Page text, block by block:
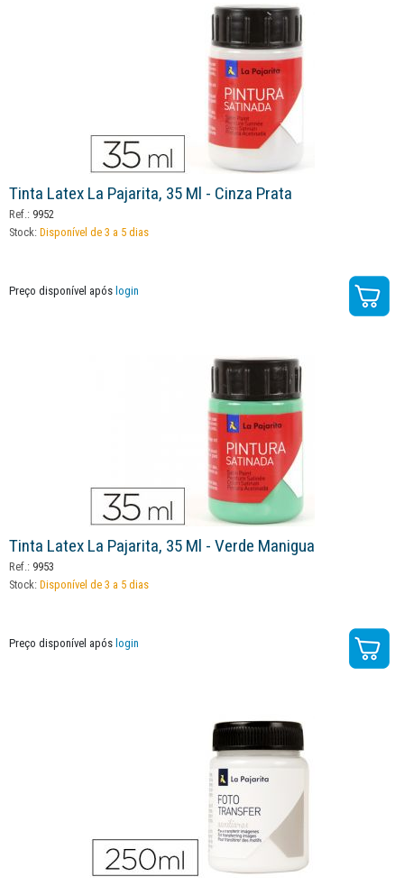
Tinta Latex La Pajarita, 35 Ml - Cinza Prata
Ref.: 9952
Stock: Disponível de 3 a 5 dias
Preço disponível após login
Tinta Latex La Pajarita, 35 Ml - Verde Manigua
Ref.: 9953
Stock: Disponível de 3 a 5 dias
Preço disponível após login